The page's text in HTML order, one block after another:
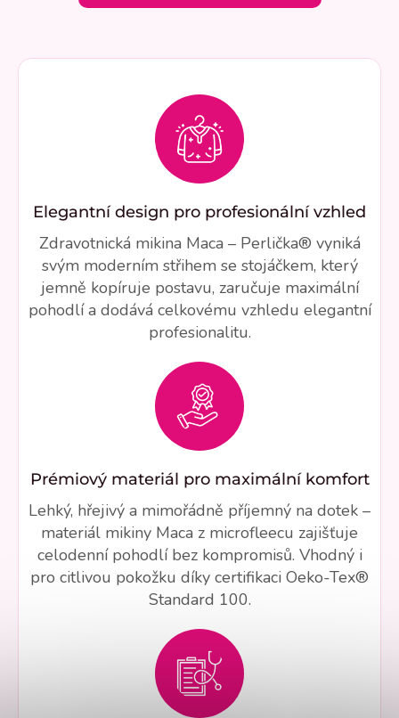
Elegantní design pro profesionální vzhled
Zdravotnická mikina Maca – Perlička® vyniká
svým moderním střihem se stojáčkem, který
jemně kopíruje postavu, zaručuje maximální
pohodlí a dodává celkovému vzhledu elegantní
profesionalitu.
Prémiový materiál pro maximální komfort
Lehký, hřejivý a mimořádně příjemný na dotek –
materiál mikiny Maca z microfleecu zajišťuje
celodenní pohodlí bez kompromisů. Vhodný i
pro citlivou pokožku díky certifikaci Oeko-Tex®
Standard 100.